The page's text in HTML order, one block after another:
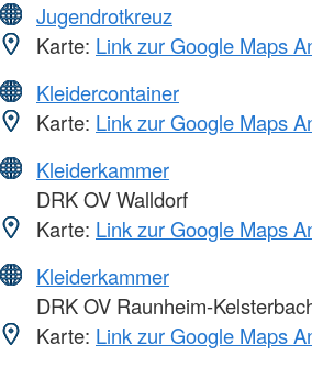
Jugendrotkreuz
Karte: Link zur Google Maps
Kleidercontainer
Karte: Link zur Google Maps
Kleiderkammer
DRK OV Walldorf
Karte: Link zur Google Maps
Kleiderkammer
DRK OV Raunheim-
Karte: Link zur Google Maps